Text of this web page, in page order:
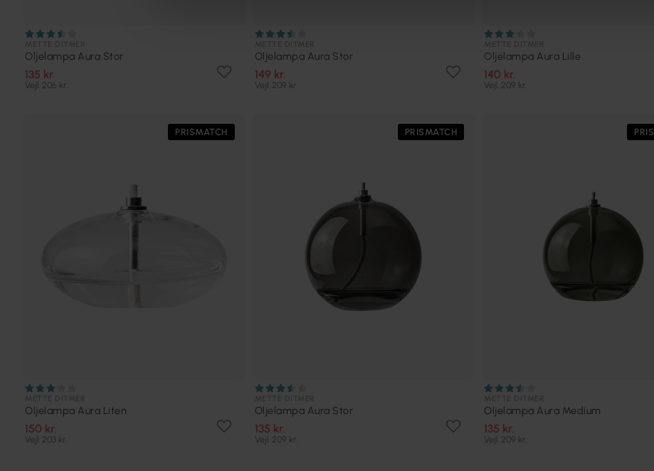
Oljelampa Aura Stor
135 kr.
Vejl. 206 kr.
Oljelampa Aura Stor
149 kr.
Vejl. 209 kr.
Oljelampa Aura Lille
140 kr.
Vejl. 209 kr.
PRISMATCH
Oljelampa Aura Liten
150 kr.
Vejl. 203 kr.
PRISMATCH
Oljelampa Aura Stor
135 kr.
Vejl. 209 kr.
Oljelampa Aura Medium
135 kr.
Vejl. 209 kr.